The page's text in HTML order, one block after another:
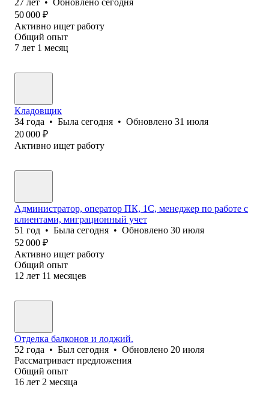
50 000 ₽
Активно ищет работу
Общий опыт
7 лет 1 месяц
Кладовщик
34 года • Была сегодня • Обновлено 31 июля
20 000 ₽
Активно ищет работу
Администратор, оператор ПК, 1С, менеджер по работе с
клиентами, миграционный учет
51 год • Была сегодня • Обновлено 30 июля
52 000 ₽
Активно ищет работу
Общий опыт
12 лет 11 месяцев
Отделка балконов и лоджий.
52 года • Был сегодня • Обновлено 20 июля
Рассматривает предложения
Общий опыт
16 лет 2 месяца